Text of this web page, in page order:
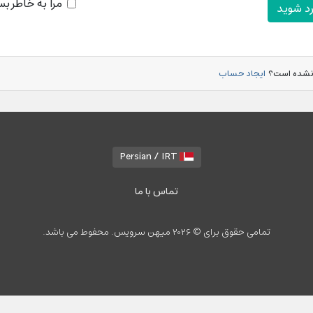
شوید مرا به خاطر
است؟ ایجاد حساب
تماس با ما
تمامی حقوق برای © 2026 میهن سرویس. محفوط می باشد.